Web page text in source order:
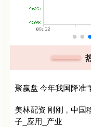
聚赢盘 今年我国降准“
美林配资 刚刚，中国
子_应用_产业